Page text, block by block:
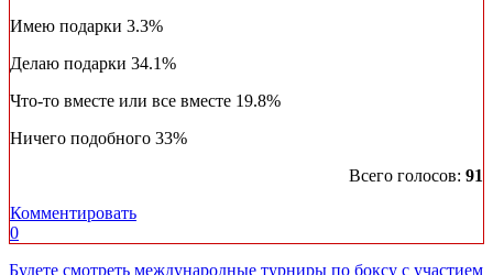
Имею подарки 3.3%
Делаю подарки 34.1%
Что-то вместе или все вместе 19.8%
Ничего подобного 33%
Всего голосов: 91
Комментировать
0
Будете смотреть международные турниры по боксу с участием